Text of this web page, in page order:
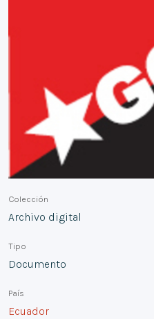
Colección
Archivo digital
Tipo
Documento
País
Ecuador